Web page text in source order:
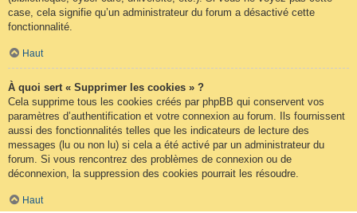
case, cela signifie qu’un administrateur du forum a désactivé cette
fonctionnalité.
Haut
À quoi sert « Supprimer les cookies » ?
Cela supprime tous les cookies créés par phpBB qui conservent vos
paramètres d’authentification et votre connexion au forum. Ils fournissent
aussi des fonctionnalités telles que les indicateurs de lecture des
messages (lu ou non lu) si cela a été activé par un administrateur du
forum. Si vous rencontrez des problèmes de connexion ou de
déconnexion, la suppression des cookies pourrait les résoudre.
Haut